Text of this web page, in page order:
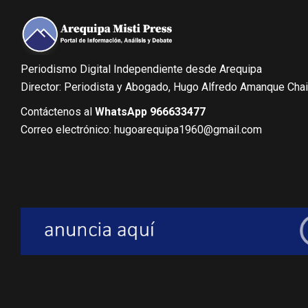
Periodismo Digital Independiente desde Arequipa
Director: Periodista y Abogado, Hugo Alfredo Amanque
Contáctenos al WhatsApp 966633477
Correo electrónico: hugoarequipa1960@gmail.com